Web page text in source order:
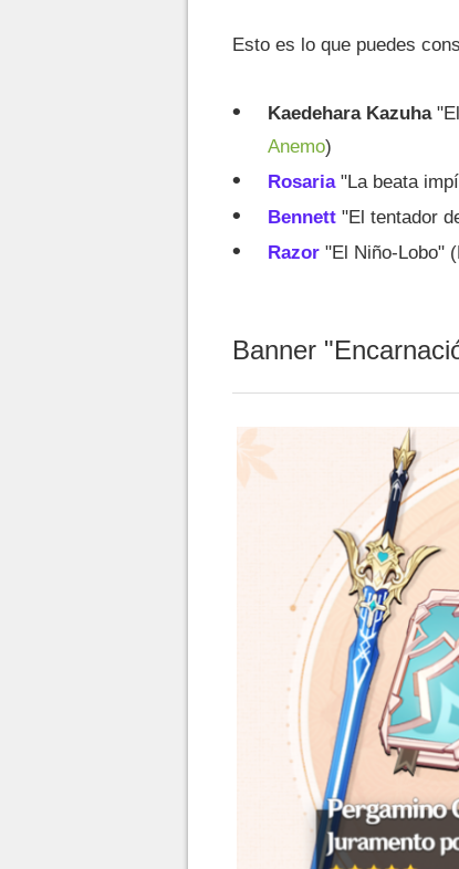
Esto es lo que puedes
Kaedehara Kazuha
Anemo)
Rosaria "La beata
Bennett "El tentador
Razor "El Niño-Lobo"
Banner